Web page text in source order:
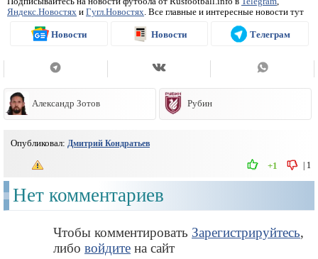
Яндекс.Новостях и Гугл.Новостях. Все главные и интересные новости тут
Новости Новости Телеграм
Александр Зотов Рубин
Опубликовал: Дмитрий Кондратьев
| 1
+1
Нет комментариев
Чтобы комментировать Зарегистрируйтесь,
либо войдите на сайт